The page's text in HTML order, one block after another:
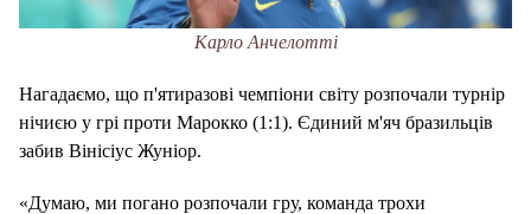
Карло Анчелотті
Нагадаємо, що п'ятиразові чемпіони світу розпочали турнір
нічиєю у грі проти Марокко (1:1). Єдиний м'яч бразильців
забив Вінісіус Жуніор.
«Думаю, ми погано розпочали гру, команда трохи